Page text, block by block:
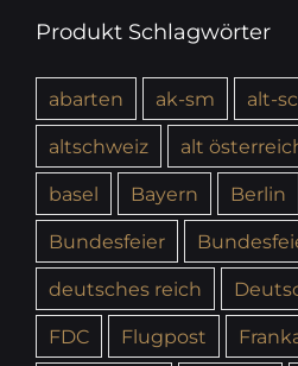
Produkt Schlagwörter
abarten ak-sm
alt-
altschweiz
alt
basel
Bayern Berlin
Bundesfeier
deutsches reich
FDC
Flugpost